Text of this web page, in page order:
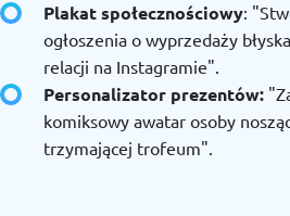
Plakat społecznościowy:
ogłoszenia o wyprzedaży
relacji na Instagramie".
Personalizator prezentów:
komiksowy awatar osoby
trzymającej trofeum".